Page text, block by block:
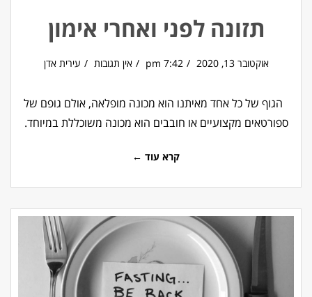
תזונה לפני ואחרי אימון
אוקטובר 13, 2020 7:42 pm אין תגובות עירית אדן
הגוף של כל אחד מאיתנו הוא מכונה מופלאה, אולם גופם של
ספורטאים מקצועיים או חובבים הוא מכונה משוכללת במיוחד.
קרא עוד ←